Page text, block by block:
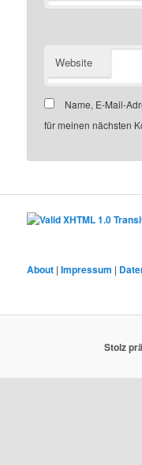
Website
Name, E-Mail-
für meinen nächsten
About |Impressum |
Stolz